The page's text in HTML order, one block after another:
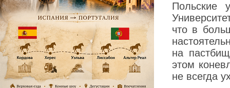
Польские
что в
на
этом
не всегда